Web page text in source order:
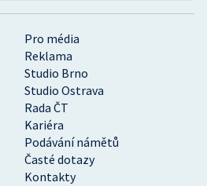
Pro média
Reklama
Studio Brno
Studio Ostrava
Rada ČT
Kariéra
Podávání námětů
Časté dotazy
Kontakty